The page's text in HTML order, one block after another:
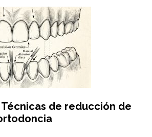
Técnicas de reducción de